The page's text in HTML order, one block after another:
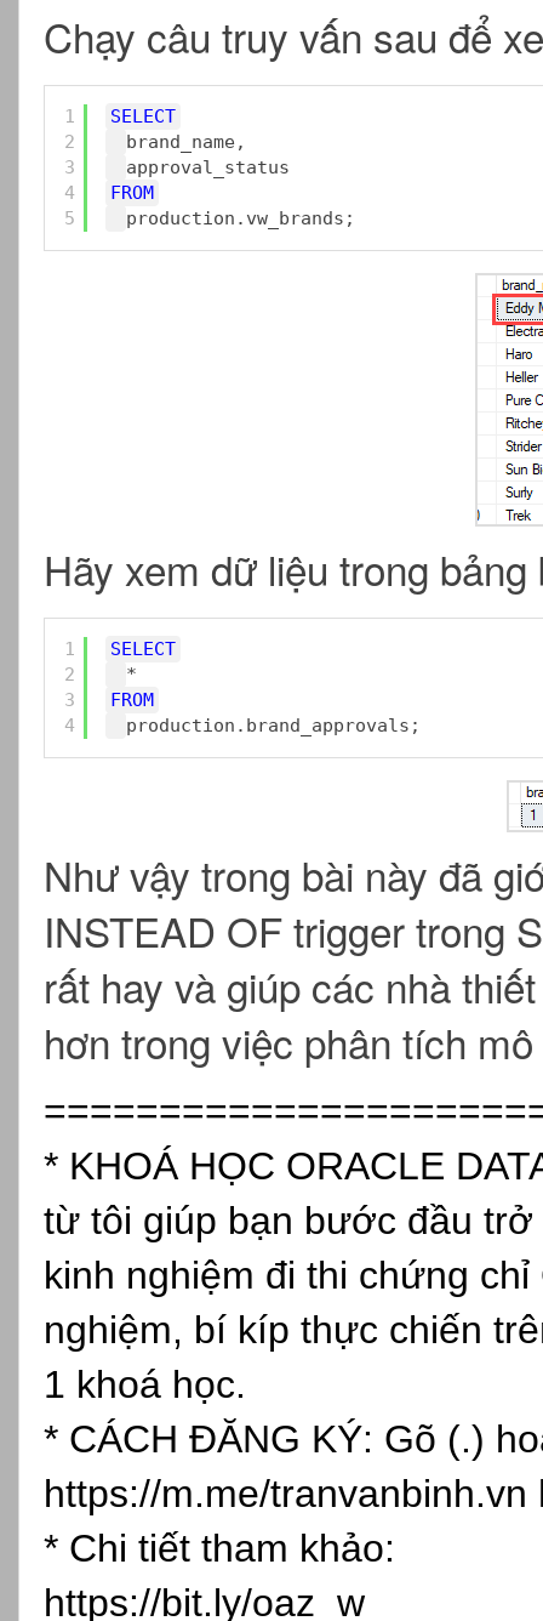
Chạy câu truy vấn sau để
1
2
3
4
5
SELECT
brand_name,
approval_status
FROM
production.vw_brands;
Hãy xem dữ liệu trong
1
2
3
4
SELECT
*
FROM
production.brand_approvals;
Như vậy trong bài này đã
INSTEAD OF trigger trong
rất hay và giúp các nhà
hơn trong việc phân tích
* KHOÁ HỌC ORACLE
từ tôi giúp bạn bước đầu
kinh nghiệm đi thi chứng
nghiệm, bí kíp thực chiến
1 khoá học.
* CÁCH ĐĂNG KÝ: Gõ (.)
https://m.me/tranvanbinh.vn
* Chi tiết tham khảo:
https://bit.ly/oaz_w